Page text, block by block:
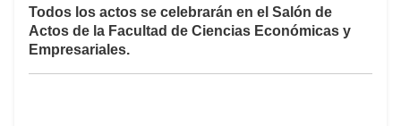
Todos los actos se celebrarán en el Salón de
Actos de la Facultad de Ciencias Económicas y
Empresariales.